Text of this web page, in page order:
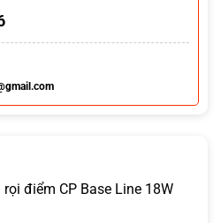
điểm CP Base Line 18W